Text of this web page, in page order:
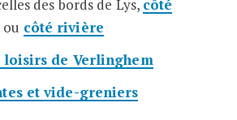
des bords de Lys, côté
ou côté rivière
loisirs de Verlinghem
et vide-greniers